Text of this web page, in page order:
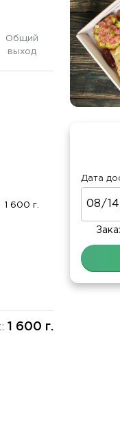
Общий
выход
1 600 г.
1 600 г.
Дата